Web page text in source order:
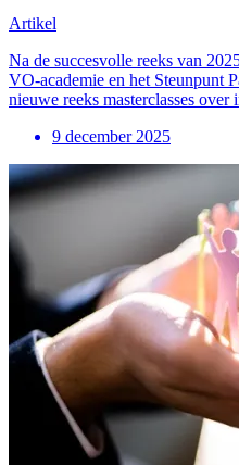
Artikel
Na de succesvolle reeks van
VO-academie en het Steunpunt
nieuwe reeks masterclasses
9 december 2025